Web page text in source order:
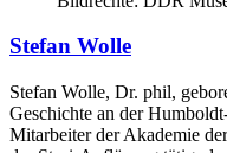
Stefan Wolle
Stefan Wolle, Dr. phil,
Geschichte an der
Mitarbeiter der Akademie